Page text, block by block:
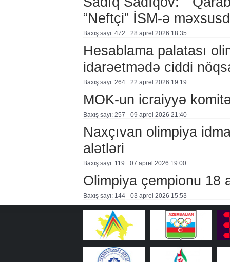
“Neftçi” İSM-ə
Baxış sayı: 472 28 aprel 2026 18:35
Hesablama palatası
idarəetmədə ciddi
Baxış sayı: 264 22 aprel 2026 19:19
MOK-un icraiyyə
Baxış sayı: 257 09 aprel 2026 21:40
Naxçıvan olimpiya
alətləri
Baxış sayı: 119 07 aprel 2026 19:00
Olimpiya çempionu 18
Baxış sayı: 144 03 aprel 2026 15:53